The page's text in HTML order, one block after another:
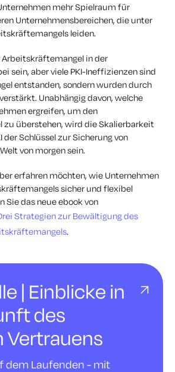
mehr Spielraum für
Unternehmensbereichen, die unter
leiden.
Arbeitskräftemangel in der
sein, aber viele PKI-Ineffizienzen sind
entstanden, sondern wurden durch
Unabhängig davon, welche
ergreifen, um den
überstehen, wird die Skalierbarkeit
der Schlüssel zur Sicherung von
von morgen sein.
erfahren möchten, wie Unternehmen
sicher und flexibel
Sie das neue ebook von
Strategien zur Bewältigung des
.
| Einblicke in
des
Vertrauens
dem Laufenden - mit